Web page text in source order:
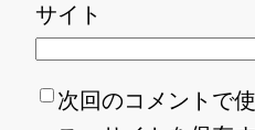
サイト
次回のコメントで